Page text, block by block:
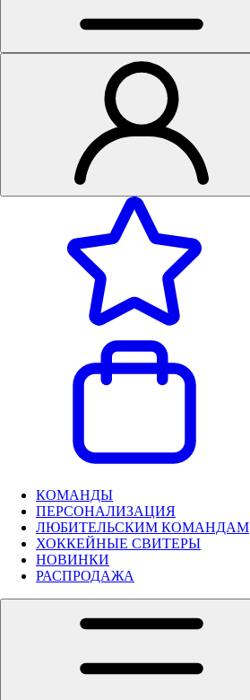
КОМАНДЫ
ПЕРСОНАЛИЗАЦИЯ
ЛЮБИТЕЛЬСКИМ КОМАНДАМ
ХОККЕЙНЫЕ СВИТЕРЫ
НОВИНКИ
РАСПРОДАЖА